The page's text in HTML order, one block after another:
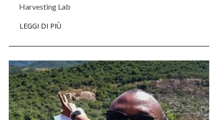
Harvesting Lab
LEGGI DI PIÙ